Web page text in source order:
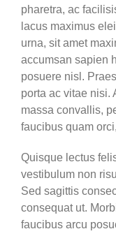
pharetra, ac
lacus maximus
urna, sit amet
accumsan sapien
posuere nisl.
porta ac vitae nisi.
massa convallis,
faucibus quam
Quisque lectus
vestibulum non
Sed sagittis
consequat ut.
faucibus arcu